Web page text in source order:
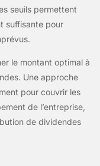
seuils permettent
suffisante pour
le montant optimal à
Une approche
pour couvrir les
de l’entreprise,
de dividendes